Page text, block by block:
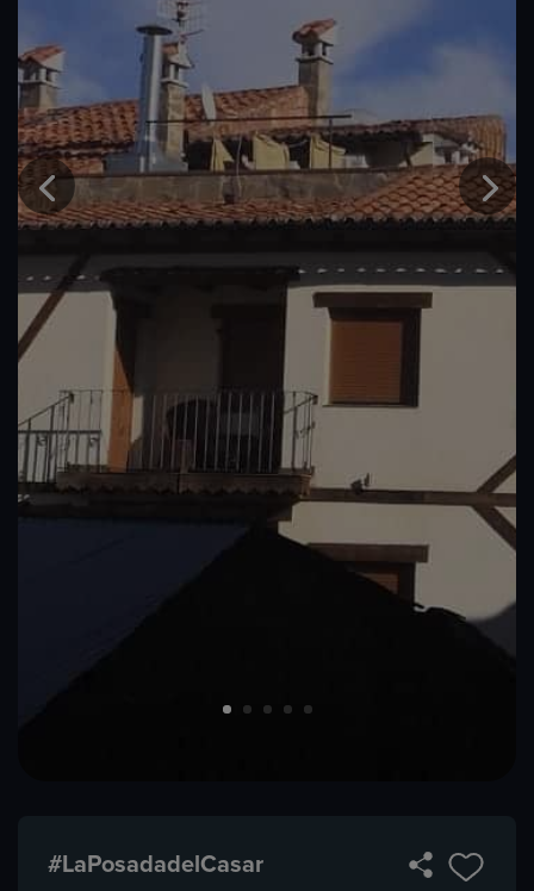
#LaPosadadelCasar